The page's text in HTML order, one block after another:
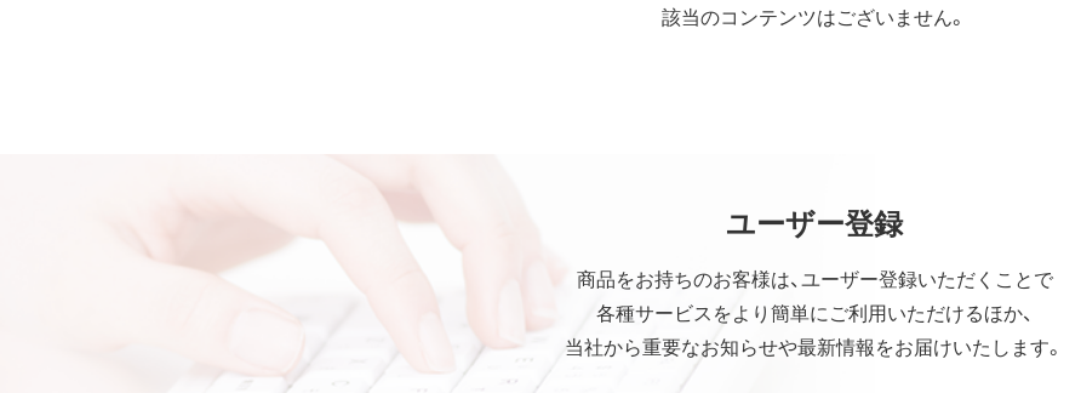
該当のコンテンツはございません。
ユーザー登録
商品をお持ちのお客様は、ユーザー登録いただくことで
各種サービスをより簡単にご利用いただけるほか、
当社から重要なお知らせや最新情報をお届けいたします。